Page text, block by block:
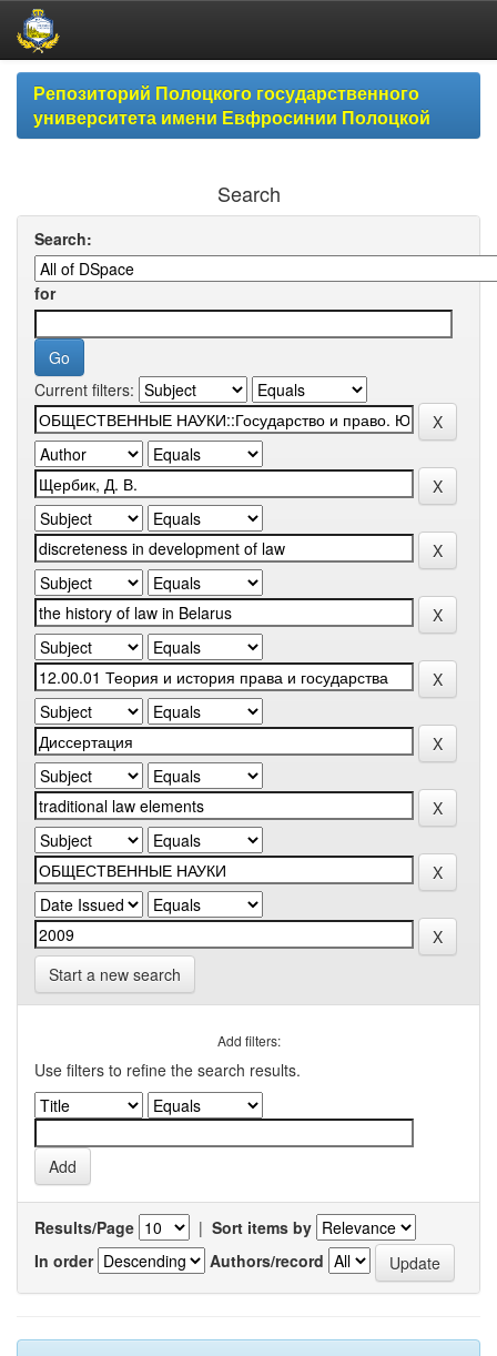
Skip
navigationРепозиторий Полоцкого государственного
университета имени Евфросинии Полоцкой
Search
Search:
for
Current filters:
Start a new search
Add filters:
Use filters to refine the search results.
Results/Page | Sort items by
In order
Authors/record